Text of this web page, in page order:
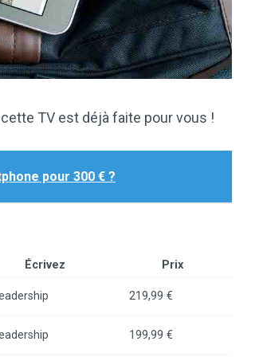
TV est déjà faite pour vous !
pour 300 € ?
Écrivez Prix
219,99 €
199,99 €